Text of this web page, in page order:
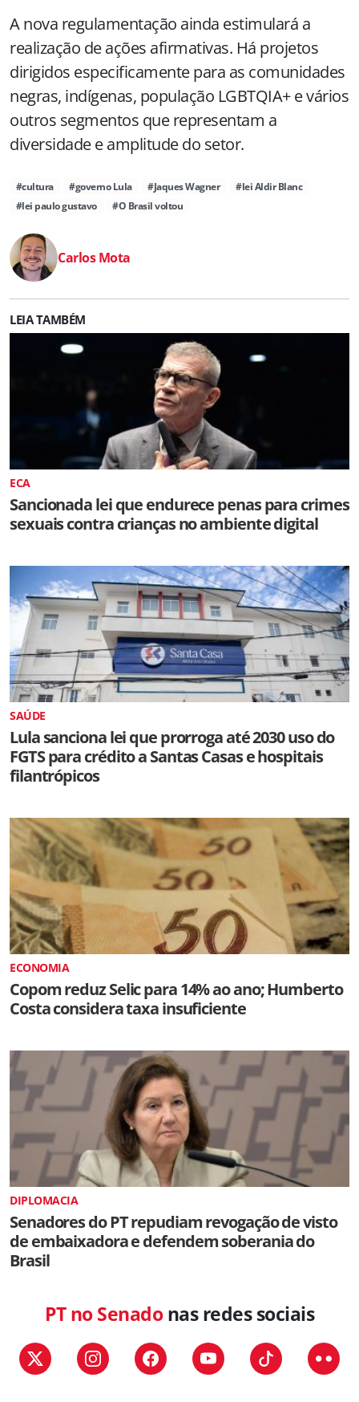
A nova regulamentação ainda estimulará a
realização de ações afirmativas. Há projetos
dirigidos especificamente para as comunidades
negras, indígenas, população LGBTQIA+ e vários
outros segmentos que representam a
diversidade e amplitude do setor.
#cultura #governo Lula #Jaques Wagner
#lei Aldir Blanc
#lei paulo gustavo
#O Brasil voltou
Carlos Mota
LEIA TAMBÉM
ECA
Sancionada lei que endurece penas para crimes
sexuais contra crianças no ambiente digital
SAÚDE
Lula sanciona lei que prorroga até 2030 uso do
FGTS para crédito a Santas Casas e hospitais
filantrópicos
ECONOMIA
Copom reduz Selic para 14% ao ano; Humberto
Costa considera taxa insuficiente
DIPLOMACIA
Senadores do PT repudiam revogação de visto
de embaixadora e defendem soberania do
Brasil
PT no Senadonas redes sociais